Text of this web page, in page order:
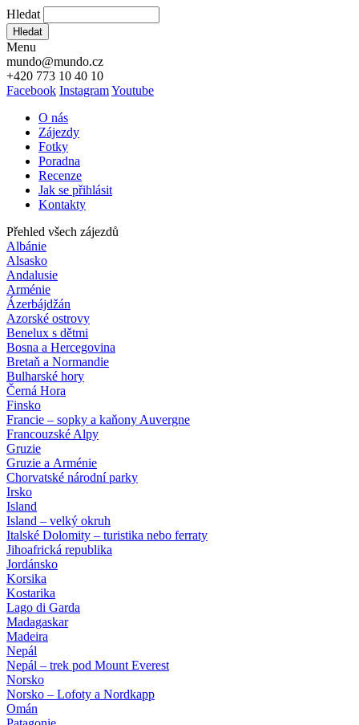
Hledat
Hledat
Menu
mundo@mundo.cz
+420 773 10 40 10
Facebook InstagramYoutube
O nás
Zájezdy
Fotky
Poradna
Recenze
Jak se přihlásit
Kontakty
Přehled všech zájezdů
Albánie
Alsasko
Andalusie
Arménie
Ázerbájdžán
Azorské ostrovy
Benelux s dětmi
Bosna a Hercegovina
Bretaň a Normandie
Bulharské hory
Černá Hora
Finsko
Francie – sopky a kaňony Auvergne
Francouzské Alpy
Gruzie
Gruzie a Arménie
Chorvatské národní parky
Irsko
Island
Island – velký okruh
Italské Dolomity – turistika nebo ferraty
Jihoafrická republika
Jordánsko
Korsika
Kostarika
Lago di Garda
Madagaskar
Madeira
Nepál
Nepál – trek pod Mount Everest
Norsko
Norsko – Lofoty a Nordkapp
Omán